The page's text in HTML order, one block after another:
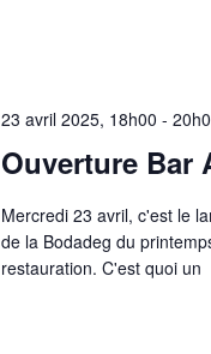
23 avril 2025, 18h00 -
Ouverture Bar
Mercredi 23 avril, c'est le
de la Bodadeg du
restauration. C'est quoi un